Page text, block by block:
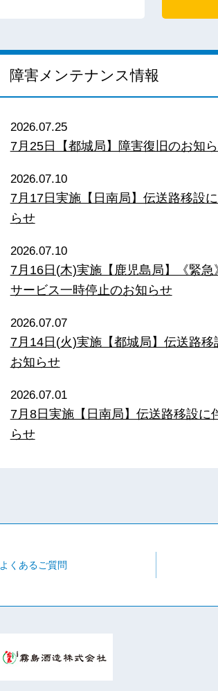
障害メンテナンス情報
2026.07.25
7月25日【都城局】障害復旧のお知
2026.07.10
7月17日実施【日南局】伝送路移設
らせ
2026.07.10
7月16日(木)実施【鹿児島局】《緊
サービス一時停止のお知らせ
2026.07.07
7月14日(火)実施【都城局】伝送路
お知らせ
2026.07.01
7月8日実施【日南局】伝送路移設に
らせ
よくあるご質問